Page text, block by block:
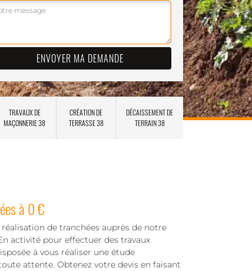
TRAVAUX DE
MAÇONNERIE 38
CRÉATION DE
TERRASSE 38
DÉCAISSEMENT DE
TERRAIN 38
à 0 €
de tranchées auprès de notre
activité pour effectuer des travaux
à vous réaliser une étude
attente. Obtenez votre devis en faisant